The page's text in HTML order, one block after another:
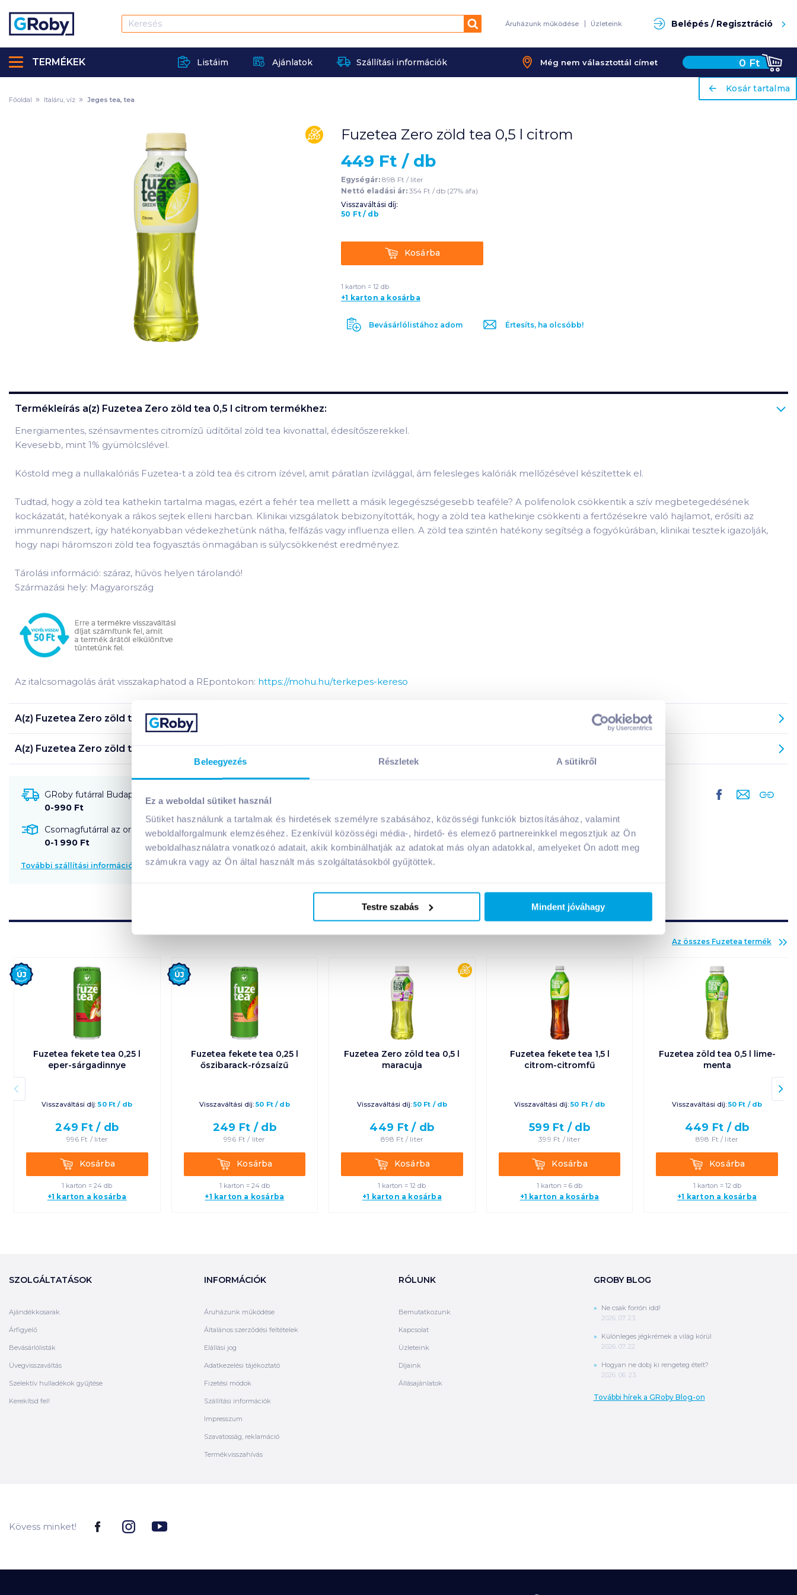
Beleegyezés Részletek A sütikről
Ez a weboldal sütiket használ
Sütiket használunk a tartalmak és hirdetések személyre szabásához, közösségi funkciók biztosításához, valamint
weboldalforgalmunk elemzéséhez. Ezenkívül közösségi média-, hirdető- és elemező partnereinkkel megosztjuk az Ön
weboldalhasználatra vonatkozó adatait, akik kombinálhatják az adatokat más olyan adatokkal, amelyeket Ön adott meg
számukra vagy az Ön által használt más szolgáltatásokból gyűjtöttek.
Testre szabás Mindent jóváhagy
Keresés Áruházunk működése Üzleteink Belépés / Regisztráció
Listáim Ajánlatok Szállítási információk Még nem választottál címet 0 Ft
TERMÉKEK
ariaLabel
Kosár tartalma
költséget nem tartalmazza. További
Főoldal Italáru, víz Jeges tea, tea
cukormentesFuzetea Zero zöld tea 0,5 l citrom
449 Ft / db
Egységár: 898 Ft / liter
Nettó eladási ár: 354 Ft / db (27% áfa)
Visszaváltási díj:
50 Ft/ db
KosárbaKosárba
1 karton = 12 db
+1 karton a kosárba
Bevásárlólistához adom Értesíts, ha olcsóbb!
Termékleírás a(z) Fuzetea Zero zöld tea 0,5 l citrom termékhez:
Energiamentes, szénsavmentes citromízű üdítőital zöld tea kivonattal, édesítőszerekkel.
Kevesebb, mint 1% gyümölcslével.
Kóstold meg a nullakalóriás Fuzetea-t a zöld tea és citrom ízével, amit páratlan ízvilággal, ám felesleges kalóriák mellőzésével készítettek el.
Tudtad, hogy a zöld tea kathekin tartalma magas, ezért a fehér tea mellett a másik legegészségesebb teaféle? A polifenolok csökkentik a szív megbetegedésének
kockázatát, hatékonyak a rákos sejtek elleni harcban. Klinikai vizsgálatok bebizonyították, hogy a zöld tea kathekinje csökkenti a fertőzésekre való hajlamot, erősíti az
immunrendszert, így hatékonyabban védekezhetünk nátha, felfázás vagy influenza ellen. A zöld tea szintén hatékony segítség a fogyókúrában, klinikai tesztek igazolják,
hogy napi háromszori zöld tea fogyasztás önmagában is súlycsökkenést eredményez.
Tárolási információ: száraz, hűvös helyen tárolandó!
Származási hely: Magyarország
Az italcsomagolás árát visszakaphatod a REpontokon: https://mohu.hu/terkepes-kereso
A(z) Fuzetea Zero zöld tea 0,5 l citrom
A(z) Fuzetea Zero zöld tea 0,5 l citromtermék tápanyagai:
GRoby futárral Budapestre és környékére szállítható
0-990 Ft
Csomagfutárral az ország egész területére szállítható!
0-1 990 Ft
További szállítási információk
A márka további termékei
Az összes Fuzetea termék
Fuzetea fekete tea 0,25 l
eper-sárgadinnye
Visszaváltási díj: 50Ft / db
249 Ft / db
996 Ft / liter
KosárbaKosárba
1 karton = 24 db
+1 karton a kosárba
Új
Fuzetea fekete tea 0,25 l
őszibarack-rózsaízű
Visszaváltási díj: 50 Ft/ db
249 Ft / db
996 Ft / liter
KosárbaKosárba
1 karton = 24 db
+1 karton a kosárba
Új cukormentes
Fuzetea Zero zöld tea 0,5 l
maracuja
Visszaváltási díj: 50Ft / db
449 Ft / db
898 Ft / liter
KosárbaKosárba
1 karton = 12 db
+1 karton a kosárba
Fuzetea fekete tea 1,5 l
citrom-citromfű
Visszaváltási díj: 50 Ft / db
599 Ft / db
399 Ft / liter
KosárbaKosárba
1 karton = 6 db
+1 karton a kosárba
Fuzetea zöld tea 0,5 l lime-
menta
Visszaváltási díj: 50 Ft / db
449 Ft / db
898 Ft / liter
KosárbaKosárba
1 karton = 12 db
+1 karton a kosárba
SZOLGÁLTATÁSOK
Ajándékkosarak
Árfigyelő
Bevásárlólisták
Üvegvisszaváltás
Szelektív hulladékok gyűjtése
Kerekítsd fel!
INFORMÁCIÓK
Áruházunk működése
Általános szerződési feltételek
Elállási jog
Adatkezelési tájékoztató
Fizetési módok
Szállítási információk
Impresszum
Szavatosság, reklamáció
Termékvisszahívás
RÓLUNK
Bemutatkozunk
Kapcsolat
Üzleteink
Díjaink
Állásajánlatok
GROBY BLOG
Ne csak forrón idd!
2026. 07. 23.
Különleges jégkrémek a világ körül
2026. 07. 22.
Hogyan ne dobj ki rengeteg ételt?
2026. 06. 23.
További hírek a GRoby Blog-on
Kövess minket!